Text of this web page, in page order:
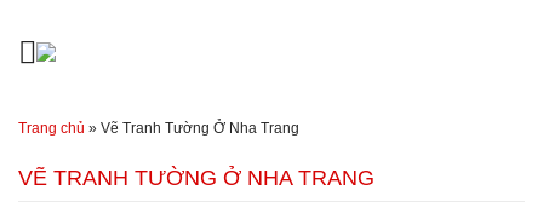
Trang chủ » Vẽ Tranh Tường Ở Nha Trang
VẼ TRANH TƯỜNG Ở NHA TRANG